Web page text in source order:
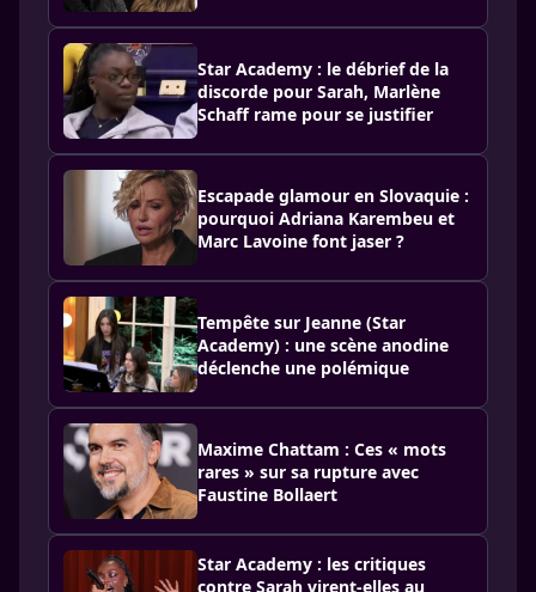
Star Academy : le débrief de la
discorde pour Sarah, Marlène
Schaff rame pour se justifier
Escapade glamour en Slovaquie :
pourquoi Adriana Karembeu et
Marc Lavoine font jaser ?
Tempête sur Jeanne (Star
Academy) : une scène anodine
déclenche une polémique
Maxime Chattam : Ces « mots
rares » sur sa rupture avec
Faustine Bollaert
Star Academy : les critiques
contre Sarah virent-elles au